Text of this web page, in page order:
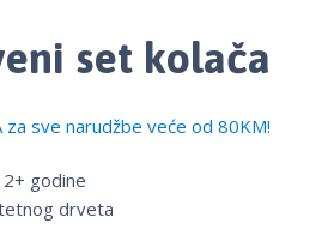
set kolača
za sve narudžbe veće od 80KM!
godine
drveta